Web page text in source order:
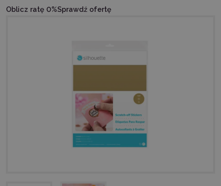
Oblicz ratę 0%Sprawdź ofertę